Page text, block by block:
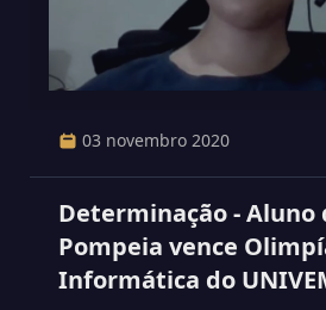
03 novembro 2020
Determinação - Aluno do Senai
Pompeia vence
Informática do